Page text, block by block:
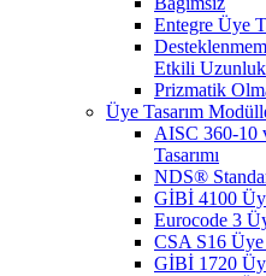
Entegre Üye
Etkili
Prizmatik
Üye Tasarım
AISC 360-10
Tasarımı
NDS®
GİBİ 4100
Eurocode 3
CSA S16 Üye
GİBİ 1720